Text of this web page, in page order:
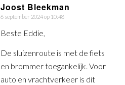
Joost Bleekman
zegt:
6 september 2024 op 10:48
Beste Eddie,
De sluizenroute is met de fiets
en brommer toegankelijk. Voor
auto en vrachtverkeer is dit